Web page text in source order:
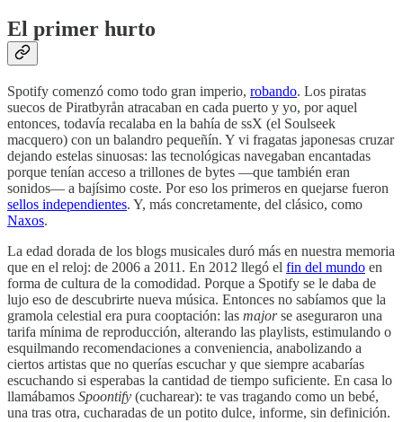
El primer hurto
Spotify comenzó como todo gran imperio, robando. Los piratas
suecos de Piratbyrån atracaban en cada puerto y yo, por aquel
entonces, todavía recalaba en la bahía de ssX (el Soulseek
macquero) con un balandro pequeñín. Y vi fragatas japonesas cruzar
dejando estelas sinuosas: las tecnológicas navegaban encantadas
porque tenían acceso a trillones de bytes —que también eran
sonidos— a bajísimo coste. Por eso los primeros en quejarse fueron
sellos independientes. Y, más concretamente, del clásico, como
Naxos.
La edad dorada de los blogs musicales duró más en nuestra memoria
que en el reloj: de 2006 a 2011. En 2012 llegó el fin del mundo en
forma de cultura de la comodidad. Porque a Spotify se le daba de
lujo eso de descubrirte nueva música. Entonces no sabíamos que la
gramola celestial era pura cooptación: las majorse aseguraron una
tarifa mínima de reproducción, alterando las playlists, estimulando o
esquilmando recomendaciones a conveniencia, anabolizando a
ciertos artistas que no querías escuchar y que siempre acabarías
escuchando si esperabas la cantidad de tiempo suficiente. En casa lo
llamábamos Spoontify (cucharear): te vas tragando como un bebé,
una tras otra, cucharadas de un potito dulce, informe, sin definición.